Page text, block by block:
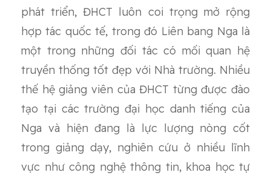
phát triển, ĐHCT luôn coi trọng mở rộng
hợp tác quốc tế, trong đó Liên bang Nga là
một trong những đối tác có mối quan hệ
truyền thống tốt đẹp với Nhà trường. Nhiều
thế hệ giảng viên của ĐHCT từng được đào
tạo tại các trường đại học danh tiếng của
Nga và hiện đang là lực lượng nòng cốt
trong giảng dạy, nghiên cứu ở nhiều lĩnh
vực như công nghệ thông tin, khoa học tự